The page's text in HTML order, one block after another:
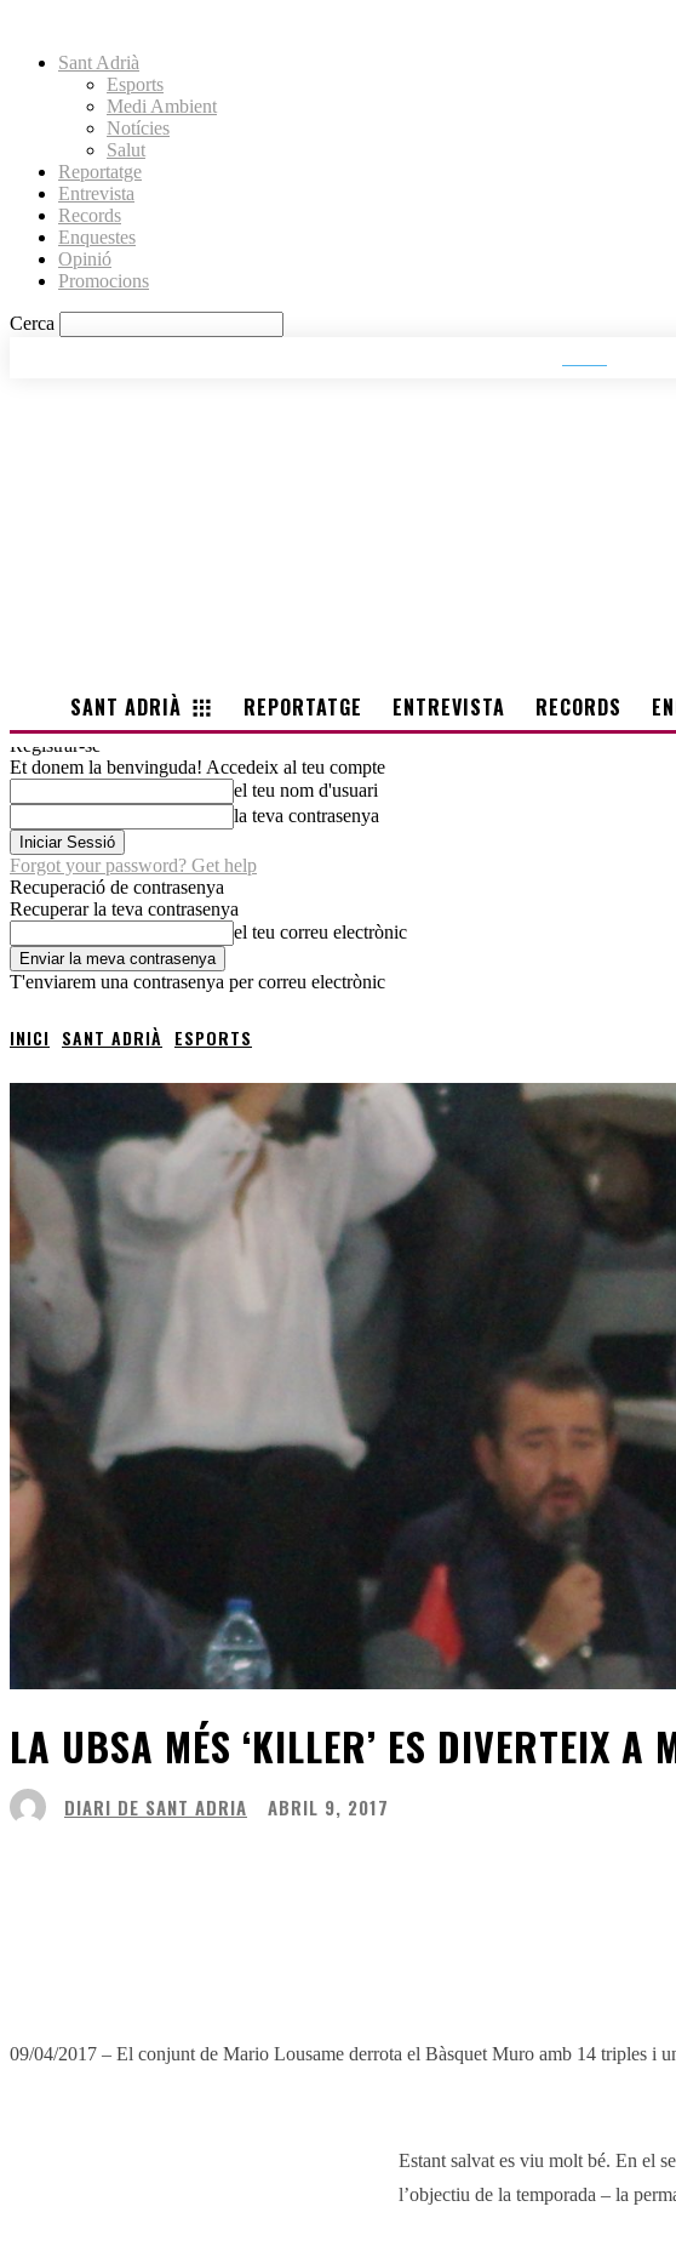
Sant Adrià
Esports
Medi Ambient
Notícies
Salut
Reportatge
Entrevista
Records
Enquestes
Opinió
Promocions
Cerca
SANT ADRIÀ REPORTATGE ENTREVISTA RECORDS
Registrar-se
Et donem la benvinguda! Accedeix al teu compte
el teu nom d'usuari
la teva contrasenya
Forgot your password? Get help
Recuperació de contrasenya
Recuperar la teva contrasenya
el teu correu electrònic
T'enviarem una contrasenya per correu electrònic
INICI SANT ADRIÀ ESPORTS
LA UBSA MÉS ‘KILLER’ ES DIVERTEIX
DIARI DE SANT ADRIA ABRIL 9, 2017
09/04/2017 – El conjunt de Mario Lousame derrota el Bàsquet Muro amb 14 triples i
Estant salvat es viu molt bé. En el
l’objectiu de la temporada – la